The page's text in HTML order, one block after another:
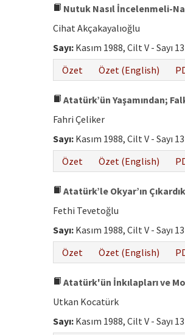
Nutuk Nasıl İncelenmeli-
Cihat Akçakayalıoğlu
Sayı: Kasım 1988, Cilt V - Sayı 13
Özet
Özet (English)
Atatürk’ün Yaşamından;
Fahri Çeliker
Sayı: Kasım 1988, Cilt V - Sayı 13
Özet
Özet (English)
Atatürk’le Okyar’ın
Fethi Tevetoğlu
Sayı: Kasım 1988, Cilt V - Sayı 13
Özet
Özet (English)
Atatürk'ün İnkılapları ve
Utkan Kocatürk
Sayı: Kasım 1988, Cilt V - Sayı 13